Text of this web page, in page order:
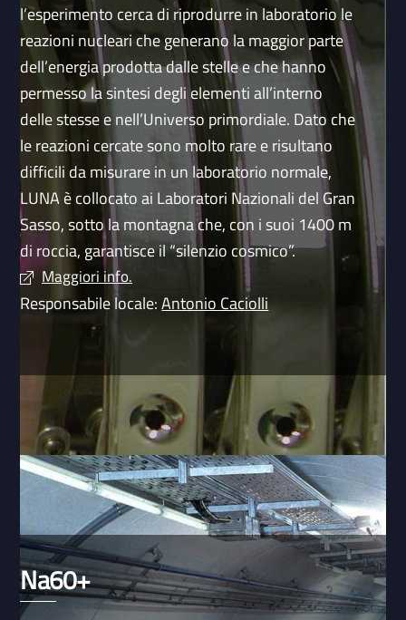
l’esperimento cerca di riprodurre in laboratorio le
reazioni nucleari che generano la maggior parte
dell’energia prodotta dalle stelle e che hanno
permesso la sintesi degli elementi all’interno
delle stesse e nell’Universo primordiale. Dato che
le reazioni cercate sono molto rare e risultano
difficili da misurare in un laboratorio normale,
LUNA è collocato ai Laboratori Nazionali del Gran
Sasso, sotto la montagna che, con i suoi 1400 m
di roccia, garantisce il “silenzio cosmico”.
Maggiori info.
Responsabile locale:Antonio Caciolli
Na60+